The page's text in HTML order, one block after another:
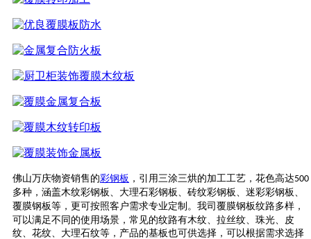
佛山万庆物资销售的彩钢板 ，引用三涂三烘的加工工艺，花色高达500
多种，涵盖木纹彩钢板、大理石彩钢板、砖纹彩钢板、迷彩彩钢板、
覆膜钢板等，更可按照客户需求专业定制。 我司 覆膜钢板纹路多样，
可以满足不同的使用场景，常见的纹路有木纹、拉丝纹、珠光、皮
纹、花纹、大理石纹等 ， 产品的基板也可供选择，可以根据需求选择